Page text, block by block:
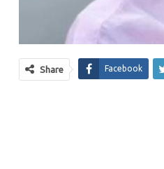
Share Facebook